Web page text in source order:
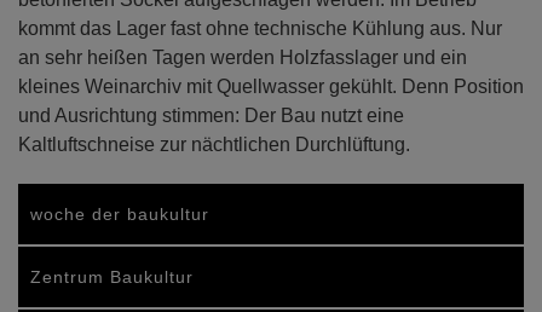
kommt das Lager fast ohne technische Kühlung aus. Nur
an sehr heißen Tagen werden Holzfasslager und ein
kleines Weinarchiv mit Quellwasser gekühlt. Denn Position
und Ausrichtung stimmen: Der Bau nutzt eine
Kaltluftschneise zur nächtlichen Durchlüftung.
woche der baukultur
Zentrum Baukultur